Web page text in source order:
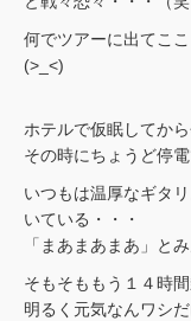
何でツアーに出てこ
(>_<)
ホテルで仮眠してか
その時にちょうど停
いつもは温厚なギタ
いている・・・
「まあまあまあ」と
そもそももう１４時
明るく元気なんワシ